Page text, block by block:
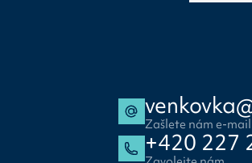
Zašlete nám e-mail
+420 227